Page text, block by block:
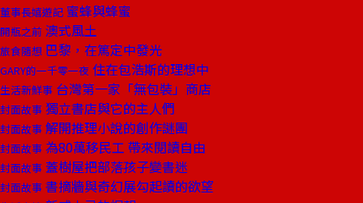
董事長嬉遊記 蜜蜂與蜂蜜
開瓶之前 澳式風土
旅食隨想 巴黎，在篤定中發光
GARY的一千零一夜 住在包浩斯的理想中
生活新鮮事 台灣第一家「無包裝」商店
封面故事 獨立書店與它的主人們
封面故事 解開推理小說的創作謎團
封面故事 為80萬移民工 帶來閱讀自由
封面故事 蓋樹屋把部落孩子變書迷
封面故事 書摘牆與奇幻展勾起讀的欲望